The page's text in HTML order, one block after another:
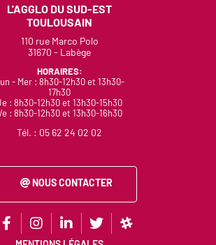
L'AGGLO DU SUD-EST
TOULOUSAIN
110 rue Marco Polo
31670 - Labège
HORAIRES:
- Mer : 8h30-12h30 et 13h30-
17h30
: 8h30-12h30 et 13h30-15h30
: 8h30-12h30 et 13h30-16h30
Tél. : 05 62 24 02 02
NOUS CONTACTER